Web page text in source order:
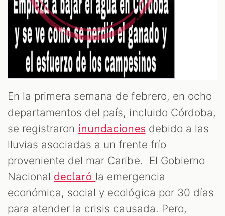
En la primera semana de febrero, en ocho
departamentos del país, incluido Córdoba,
se registraron inundaciones debido a las
lluvias asociadas a un frente frío
proveniente del mar Caribe. El Gobierno
Nacional declaró la emergencia
económica, social y ecológica por 30 días
para atender la crisis causada. Pero,